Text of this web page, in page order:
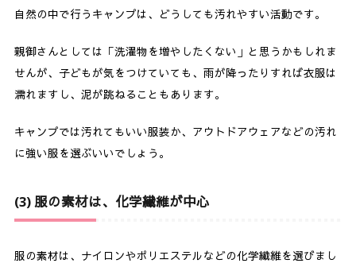
自然の中で行うキャンプは、どうしても汚れやすい活動です。
親御さんとしては「洗濯物を増やしたくない」と思うかもしれま
せんが、子どもが気をつけていても、雨が降ったりすれば衣服は
濡れますし、泥が跳ねることもあります。
キャンプでは汚れてもいい服装か、アウトドアウェアなどの汚れ
に強い服を選ぶいいでしょう。
(3) 服の素材は、化学繊維が中心
服の素材は、ナイロンやポリエステルなどの化学繊維を選びまし